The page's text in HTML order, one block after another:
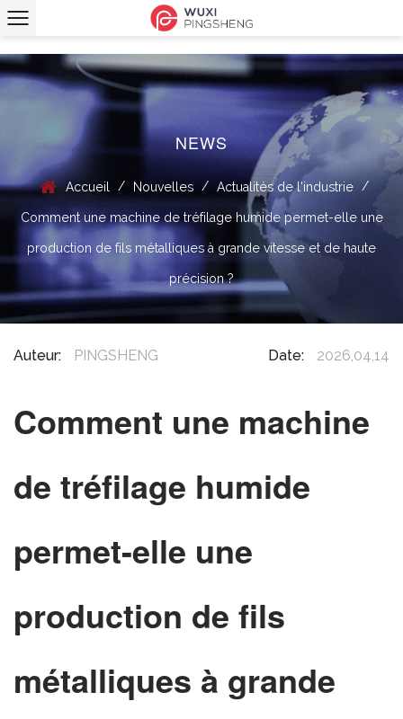
NEWS
Accueil / Nouvelles / Actualités de l'industrie /
Comment une machine de tréfilage humide permet-elle une
production de fils métalliques à grande vitesse et de haute
précision ?
Auteur: PINGSHENG Date: 2026,04,14
Comment une machine
de tréfilage humide
permet-elle une
production de fils
métalliques à grande